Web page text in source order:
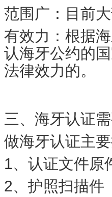
范围广：目前
有效力：根据
认海牙公约的
法律效力的。
三、海牙认证
做海牙认证主
1、认证文件原
2、护照扫描件